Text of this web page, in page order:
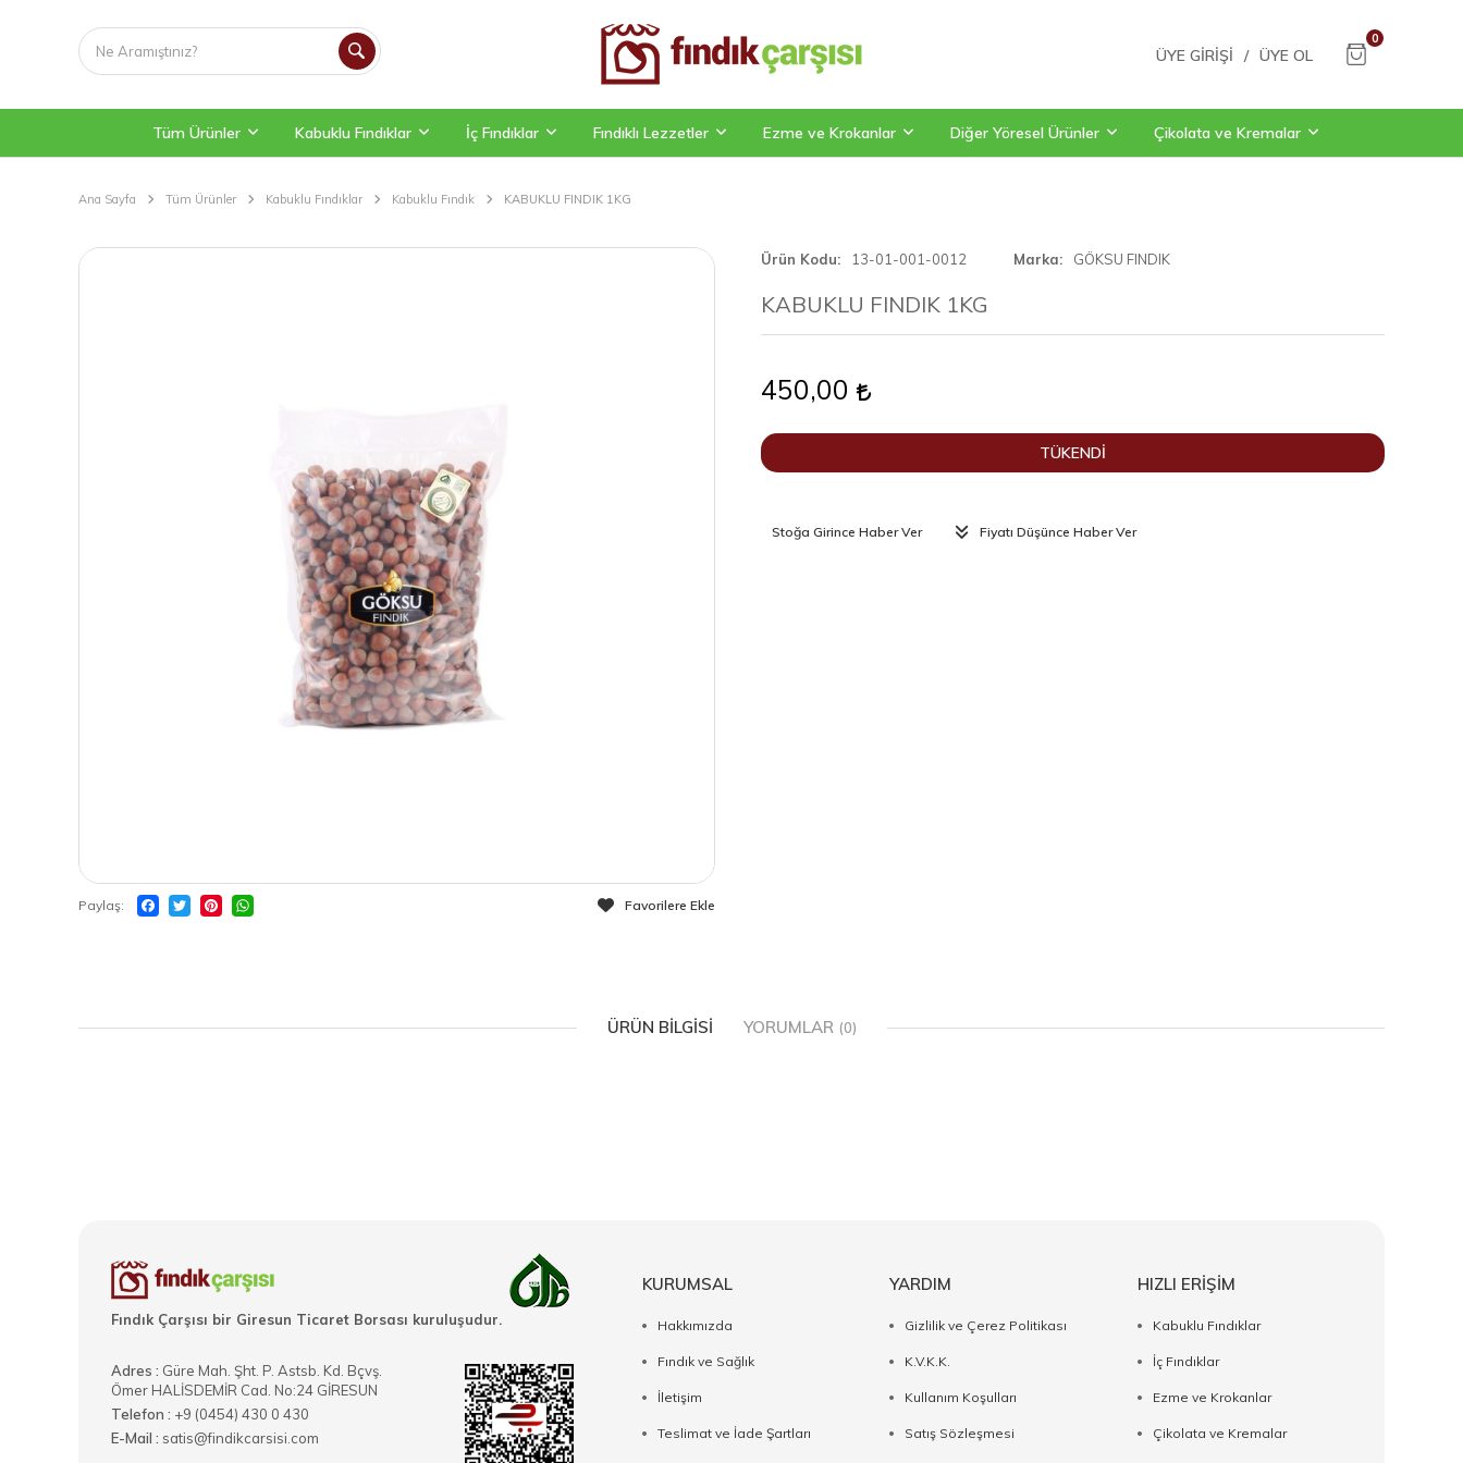
ÜYE GIRIŞI / ÜYE OL
0
Tüm Ürünler Kabuklu Fındıklar İç Fındıklar Fındıklı Lezzetler Ezme ve Krokanlar Diğer Yöresel Ürünler Çikolata ve Kremalar
Ana Sayfa Tüm Ürünler Kabuklu Fındıklar Kabuklu Fındık KABUKLU FINDIK 1KG
Paylaş Favorilere Ekle
Ürün Kodu 13-01-001-0012 Marka GÖKSU FINDIK
KABUKLU FINDIK 1KG
450,00
TÜKENDİ
Stoğa Girince Haber Ver Fiyatı Düşünce Haber Ver
ÜRÜN BILGISI YORUMLAR (0)
Fındık Çarşısı bir Giresun Ticaret Borsası kuruluşudur.
Adres : Güre Mah. Şht. P. Astsb. Kd. Bçvş.
Ömer HALİSDEMİR Cad. No:24 GİRESUN
Telefon : +9 (0454) 430 0 430
E-Mail : satis@findikcarsisi.com
KURUMSAL
Hakkımızda
Fındık ve Sağlık
İletişim
Teslimat ve İade Şartları
YARDIM
Gizlilik ve Çerez Politikası
K.V.K.K.
Kullanım Koşulları
Satış Sözleşmesi
HIZLI ERİŞİM
Kabuklu Fındıklar
İç Fındıklar
Ezme ve Krokanlar
Çikolata ve Kremalar